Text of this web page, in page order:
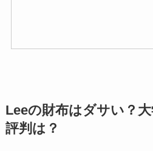
Leeの財布はダサい？
評判は？